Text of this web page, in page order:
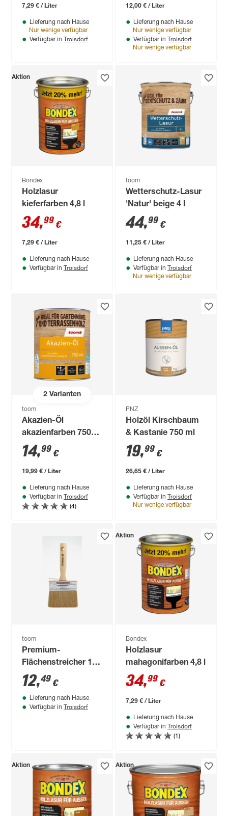
7,29 € / Liter
Lieferung nach Hause
Nur wenige verfügbar
Verfügbar in Troisdorf
12,00 € / Liter
Lieferung nach Hause
Nur wenige verfügbar
Verfügbar in Troisdorf
Nur wenige verfügbar
Aktion
Bondex
Holzlasur
kieferfarben 4,8 l
34,99 €
7,29 € / Liter
Lieferung nach Hause
Verfügbar in Troisdorf
toom
Wetterschutz-Lasur
'Natur' beige 4 l
44,99 €
11,25 € / Liter
Lieferung nach Hause
Verfügbar in Troisdorf
Nur wenige verfügbar
2Varianten
toom
Akazien-Öl
akazienfarben 750
ml
14,99 €
19,99 € / Liter
Lieferung nach Hause
Verfügbar in Troisdorf
(4)
PNZ
Holzöl Kirschbaum
& Kastanie 750 ml
19,99 €
26,65 € / Liter
Lieferung nach Hause
Verfügbar in Troisdorf
Nur wenige verfügbar
toom
Premium-
Flächenstreicher 100
x 30 mm
12,49 €
Lieferung nach Hause
Verfügbar in Troisdorf
Aktion
Bondex
Holzlasur
mahagonifarben 4,8 l
34,99 €
7,29 € / Liter
Lieferung nach Hause
Verfügbar in Troisdorf
(1)
Aktion Aktion